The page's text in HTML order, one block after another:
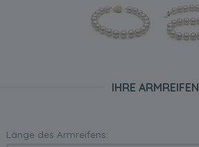
IHRE ARMREIFEN
Länge des Armreifens: